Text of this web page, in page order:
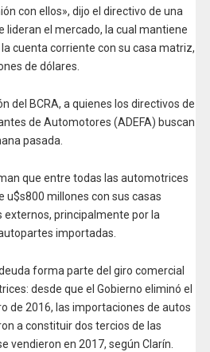
con ellos», dijo el directivo de una
lideran el mercado, la cual mantiene
cuenta corriente con su casa matriz,
de dólares.
del BCRA, a quienes los directivos de
de Automotores (ADEFA) buscan
pasada.
que entre todas las automotrices
u$s800 millones con sus casas
principalmente por la
importadas.
forma parte del giro comercial
desde que el Gobierno eliminó el
de 2016, las importaciones de autos
a constituir dos tercios de las
vendieron en 2017, según Clarín.